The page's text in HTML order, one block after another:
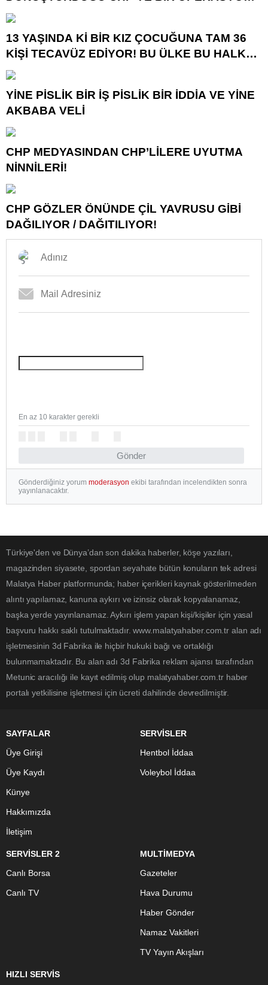
DAHA!
13 YAŞINDA Kİ BİR KIZ ÇOCUĞUNA TAM 36
KİŞİ TECAVÜZ EDİYOR! BU ÜLKE BU HALK
NEREYE SAVRULDU NASIL SAVRULDU!
YİNE PİSLİK BİR İŞ PİSLİK BİR İDDİA VE YİNE
AKBABA VELİ
CHP MEDYASINDAN CHP’LİLERE UYUTMA
NİNNİLERİ!
CHP GÖZLER ÖNÜNDE ÇİL YAVRUSU GİBİ
DAĞILIYOR / DAĞITILIYOR!
Gönder
En az 10 karakter gerekli
Gönderdiğiniz yorum moderasyon ekibi tarafından incelendikten sonra
yayınlanacaktır.
Türkiye'den ve Dünya’dan son dakika haberler, köşe yazıları,
magazinden siyasete, spordan seyahate bütün konuların tek adresi
Malatya Haber platformunda; haber içerikleri kaynak gösterilmeden
alıntı yapılamaz, kanuna aykırı ve izinsiz olarak kopyalanamaz,
başka yerde yayınlanamaz. Aykırı işlem yapan kişi/kişiler için yasal
başvuru hakkı saklı tutulmaktadır. www.malatyahaber.com.tr alan adı
işletmesinin 3d Fabrika ile hiçbir hukuki bağı ve ortaklığı
bulunmamaktadır. Bu alan adı 3d Fabrika reklam ajansı tarafından
Metunic aracılığı ile kayıt edilmiş olup malatyahaber.com.tr haber
portalı yetkilisine işletmesi için ücreti dahilinde devredilmiştir.
SAYFALAR
Üye Girişi
Üye Kaydı
Künye
Hakkımızda
İletişim
SERVİSLER
Hentbol İddaa
Voleybol İddaa
SERVİSLER 2
Canlı Borsa
Canlı TV
MULTİMEDYA
Gazeteler
Hava Durumu
Haber Gönder
Namaz Vakitleri
TV Yayın Akışları
HIZLI SERVİS